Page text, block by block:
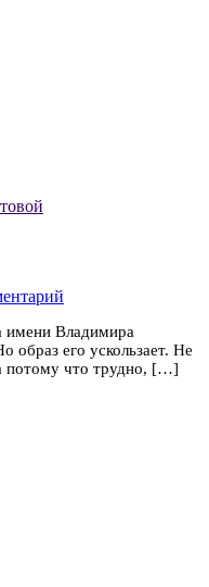
имени Владимира
образ его ускользает. Не
потому что трудно, […]